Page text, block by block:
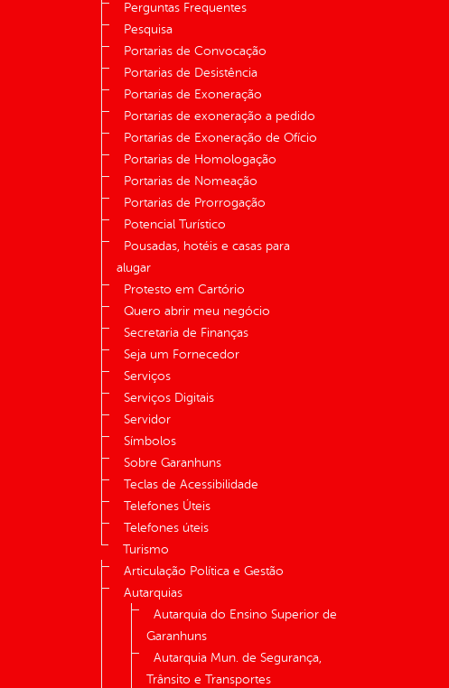
Perguntas Frequentes
Pesquisa
Portarias de Convocação
Portarias de Desistência
Portarias de Exoneração
Portarias de exoneração a pedido
Portarias de Exoneração de Ofício
Portarias de Homologação
Portarias de Nomeação
Portarias de Prorrogação
Potencial Turístico
Pousadas, hotéis e casas para
alugar
Protesto em Cartório
Quero abrir meu negócio
Secretaria de Finanças
Seja um Fornecedor
Serviços
Serviços Digitais
Servidor
Símbolos
Sobre Garanhuns
Teclas de Acessibilidade
Telefones Úteis
Telefones úteis
Turismo
Articulação Política e Gestão
Autarquias
Autarquia do Ensino Superior de
Garanhuns
Autarquia Mun. de Segurança,
Trânsito e Transportes